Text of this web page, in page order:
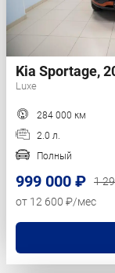
Kia Sportage,
Luxe
284 000 км
2.0 л.
Полный
999 000 ₽
1
от 12 600 ₽/мес